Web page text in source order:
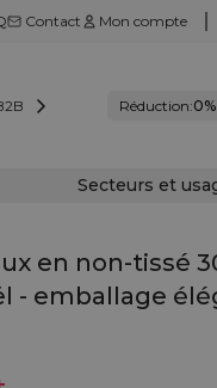
Contact Mon compte
Réduction:0%
Secteurs et
en non-tissé
- emballage